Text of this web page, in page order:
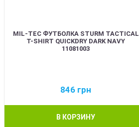
MIL-TEC ФУТБОЛКА STURM TACTICAL
T-SHIRT QUICKDRY DARK NAVY
11081003
846 грн
В КОРЗИНУ